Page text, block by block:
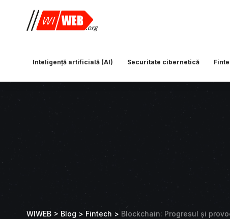
Inteligență artificială (AI) Securitate cibernetică
WIWEB > Blog > Fintech > Blockchain: Progresul și